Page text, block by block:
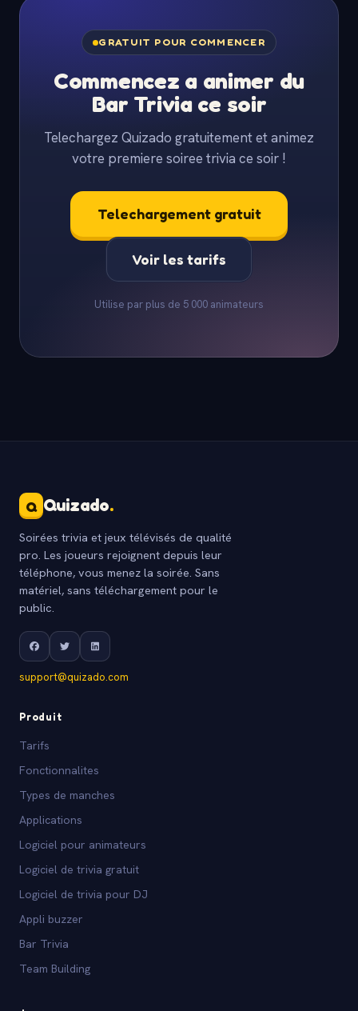
GRATUIT POUR COMMENCER
Commencez a animer du
Bar Trivia ce soir
Telechargez Quizado gratuitement et animez
votre premiere soiree trivia ce soir !
Telechargement gratuit
Voir les tarifs
Utilise par plus de 5 000 animateurs
Q Quizado.
Soirées trivia et jeux télévisés de qualité
pro. Les joueurs rejoignent depuis leur
téléphone, vous menez la soirée. Sans
matériel, sans téléchargement pour le
public.
support@quizado.com
Produit
Tarifs
Fonctionnalites
Types de manches
Applications
Logiciel pour animateurs
Logiciel de trivia gratuit
Logiciel de trivia pour DJ
Appli buzzer
Bar Trivia
Team Building